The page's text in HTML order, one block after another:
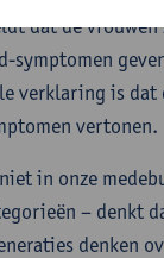
dat de
symptomen
verklaring is
vertonen.
in onze
– denkt
denken